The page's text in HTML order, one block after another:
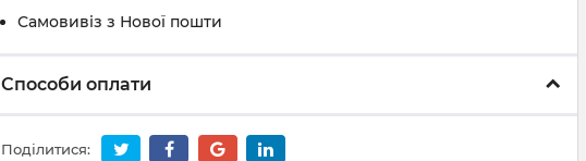
Самовивіз з Нової пошти
Способи оплати
Поділитися: